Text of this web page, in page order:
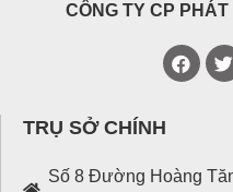
CÔNG TY CP
TRỤ SỞ CHÍNH
Số 8 Đường Hoàng